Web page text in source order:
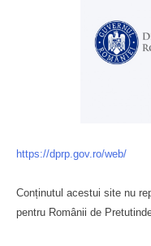
https://dprp.gov.ro/web/
Conținutul acestui site nu
pentru Românii de